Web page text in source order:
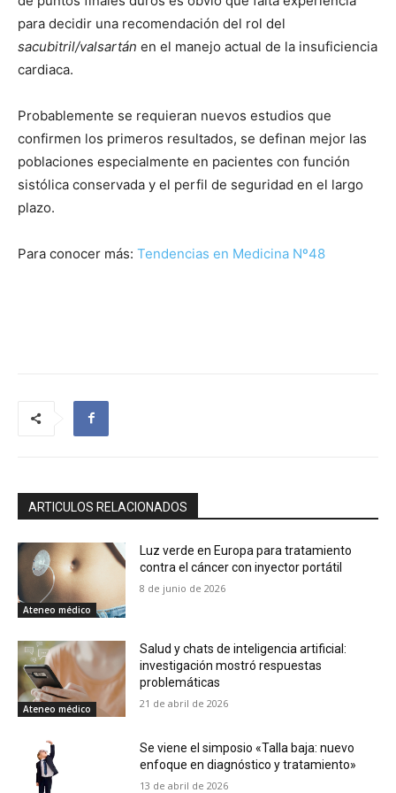
para decidir una recomendación del rol del
sacubitril/valsartán en el manejo actual de la insuficiencia
cardiaca.
Probablemente se requieran nuevos estudios que
confirmen los primeros resultados, se definan mejor las
poblaciones especialmente en pacientes con función
sistólica conservada y el perfil de seguridad en el largo
plazo.
Para conocer más: Tendencias en Medicina Nº48
ARTICULOS RELACIONADOS
Ateneo médico
Luz verde en Europa para tratamiento
contra el cáncer con inyector portátil
8 de junio de 2026
Ateneo médico
Salud y chats de inteligencia artificial:
investigación mostró respuestas
problemáticas
21 de abril de 2026
Se viene el simposio «Talla baja: nuevo
enfoque en diagnóstico y tratamiento»
13 de abril de 2026